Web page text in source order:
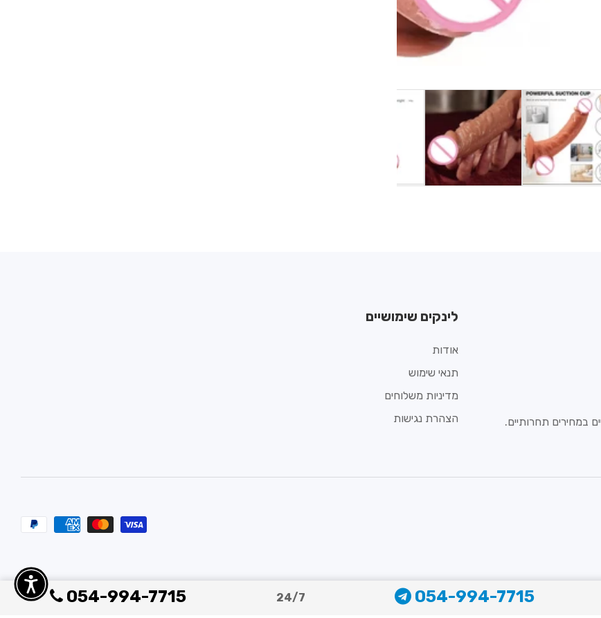
054-994-7715
24/7
054-994-7715
במחירים תחרותיים.
לינקים שימושיים
אודות
תנאי שימוש
מדיניות משלוחים
הצהרת נגישות